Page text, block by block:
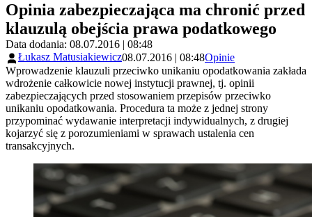
Opinia zabezpieczająca ma chronić przed
klauzulą obejścia prawa podatkowego
Data dodania: 08.07.2016 | 08:48
Łukasz Matusiakiewicz08.07.2016 | 08:48Opinie
Wprowadzenie klauzuli przeciwko unikaniu opodatkowania zakłada
wdrożenie całkowicie nowej instytucji prawnej, tj. opinii
zabezpieczających przed stosowaniem przepisów przeciwko
unikaniu opodatkowania. Procedura ta może z jednej strony
przypominać wydawanie interpretacji indywidualnych, z drugiej
kojarzyć się z porozumieniami w sprawach ustalenia cen
transakcyjnych.